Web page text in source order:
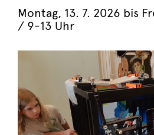
Montag, 13. 7. 2026 bis
/ 9-13 Uhr